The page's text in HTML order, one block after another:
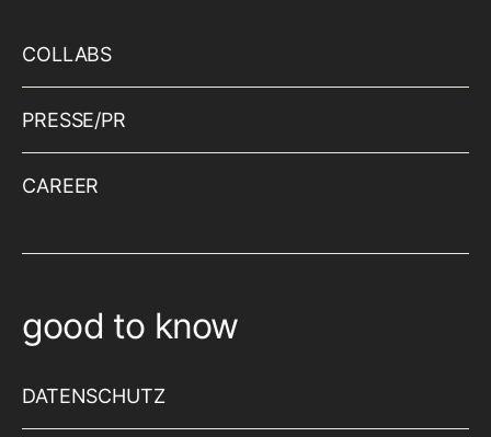
COLLABS
PRESSE/PR
CAREER
good to know
DATENSCHUTZ